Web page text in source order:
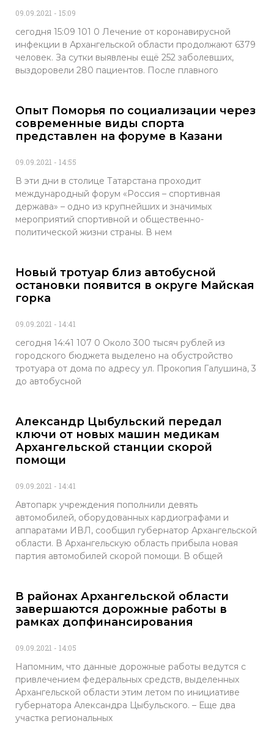
09.09.2021 15:09
сегодня 15:09 101 0 Лечение от коронавирусной
инфекции в Архангельской области продолжают 6379
человек. За сутки выявлены ещё 252 заболевших,
выздоровели 280 пациентов. После плавного
Опыт Поморья по социализации через
современные виды спорта
представлен на форуме в Казани
09.09.2021 14:55
В эти дни в столице Татарстана проходит
международный форум «Россия – спортивная
держава» – одно из крупнейших и значимых
мероприятий спортивной и общественно-
политической жизни страны. В нем
Новый тротуар близ автобусной
остановки появится в округе Майская
горка
09.09.2021 14:41
сегодня 14:41 107 0 Около 300 тысяч рублей из
городского бюджета выделено на обустройство
тротуара от дома по адресу ул. Прокопия Галушина, 3
до автобусной
Александр Цыбульский передал
ключи от новых машин медикам
Архангельской станции скорой
помощи
09.09.2021 14:41
Автопарк учреждения пополнили девять
автомобилей, оборудованных кардиографами и
аппаратами ИВЛ, сообщил губернатор Архангельской
области. В Архангельскую область прибыла новая
партия автомобилей скорой помощи. В общей
В районах Архангельской области
завершаются дорожные работы в
рамках допфинансирования
09.09.2021 14:05
Напомним, что данные дорожные работы ведутся с
привлечением федеральных средств, выделенных
Архангельской области этим летом по инициативе
губернатора Александра Цыбульского. – Еще два
участка региональных